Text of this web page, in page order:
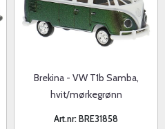
Brekina - VW T1b Samba,
hvit/mørkegrønn
Art.nr: BRE31858